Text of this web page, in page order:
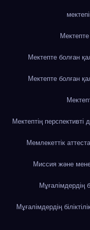
Мектепте болған
Мектепте болған
Мектептің
Мемлекеттік
Миссия және
Мұғалімдердің
Мұғалімдердің